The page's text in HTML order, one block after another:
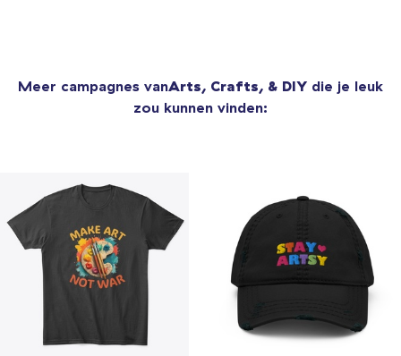
Meer campagnes vanArts, Crafts, & DIY die je leuk
zou kunnen vinden: